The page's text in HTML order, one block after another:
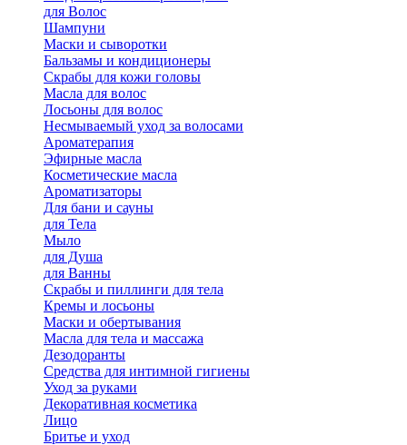
для Волос
Шампуни
Маски и сыворотки
Бальзамы и кондиционеры
Скрабы для кожи головы
Масла для волос
Лосьоны для волос
Несмываемый уход за волосами
Ароматерапия
Эфирные масла
Косметические масла
Ароматизаторы
Для бани и сауны
для Тела
Мыло
для Душа
для Ванны
Скрабы и пиллинги для тела
Кремы и лосьоны
Маски и обертывания
Масла для тела и массажа
Дезодоранты
Средства для интимной гигиены
Уход за руками
Декоративная косметика
Лицо
Бритье и уход